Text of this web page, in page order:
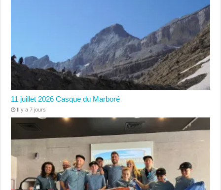
11 juillet 2026 Casque du Marboré
Il y a 7 jours